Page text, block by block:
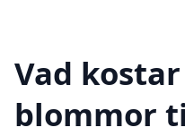
Vad
blommor